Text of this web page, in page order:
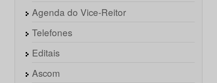
Agenda do Vice-Reitor
Telefones
Editais
Ascom